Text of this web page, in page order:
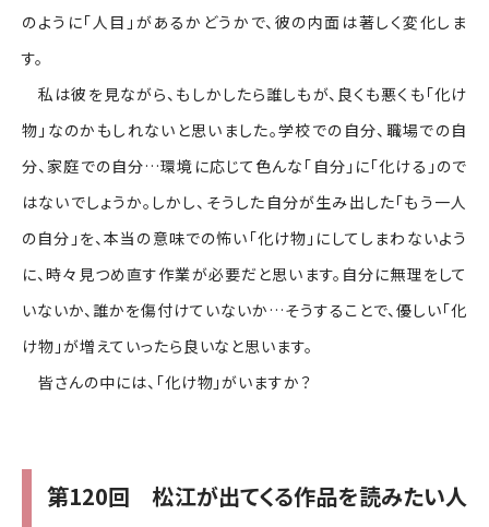
のように「人目」があるかどうかで、彼の内面は著しく変化しま
す。
私は彼を見ながら、もしかしたら誰しもが、良くも悪くも「化け
物」なのかもしれないと思いました。学校での自分、職場での自
分、家庭での自分…環境に応じて色んな「自分」に「化ける」ので
はないでしょうか。しかし、そうした自分が生み出した「もう一人
の自分」を、本当の意味での怖い「化け物」にしてしまわないよう
に、時々見つめ直す作業が必要だと思います。自分に無理をして
いないか、誰かを傷付けていないか…そうすることで、優しい「化
け物」が増えていったら良いなと思います。
皆さんの中には、「化け物」がいますか？
第120回 松江が出てくる作品を読みたい人